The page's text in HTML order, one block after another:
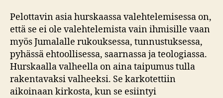
Pelottavin asia hurskaassa valehtelemisessa on,
että se ei ole valehtelemista vain ihmisille vaan
myös Jumalalle rukouksessa, tunnustuksessa,
pyhässä ehtoollisessa, saarnassa ja teologiassa.
Hurskaalla valheella on aina taipumus tulla
rakentavaksi valheeksi. Se karkotettiin
aikoinaan kirkosta, kun se esiintyi